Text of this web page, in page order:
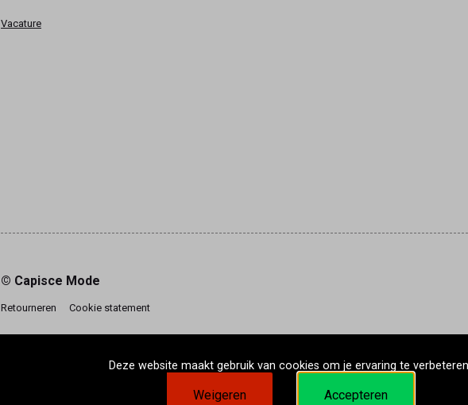
Vacature
© Capisce Mode
Retourneren Cookie statement
Deze website maakt gebruik van cookies om je ervaring te
Weigeren Accepteren